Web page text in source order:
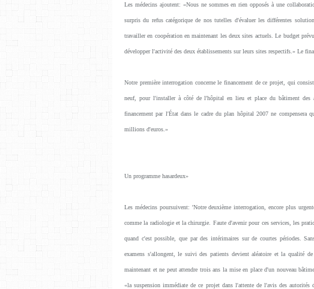
Les médecins ajoutent: «Nous ne sommes en rien opposés à une
surpris du refus catégorique de nos tutelles d'évaluer les différentes
travailler en coopération en maintenant les deux sites actuels. Le budget
développer l'activité des deux établissements sur leurs sites respectifs.» Le
Notre première interrogation concerne le financement de ce projet, qui
neuf, pour l'installer à côté de l'hôpital en lieu et place du bâtiment
financement par l'État dans le cadre du plan hôpital 2007 ne compensera
millions d'euros.»
Un programme hasardeux»
Les médecins poursuivent: 'Notre deuxième interrogation, encore plus
comme la radiologie et la chirurgie. Faute d'avenir pour ces services, les
quand c'est possible, que par des intérimaires sur de courtes périodes.
examens s'allongent, le suivi des patients devient aléatoire et la qualité
maintenant et ne peut attendre trois ans la mise en place d'un nouveau
«la suspension immédiate de ce projet dans l'attente de l'avis des